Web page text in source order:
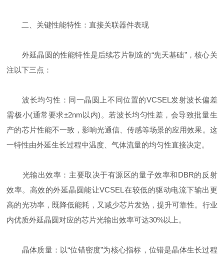
二、关键性能特性：直接关联器件表现
外延晶圆的性能特性是后续芯片制造的“先天基础”，核心关
注以下三点：
波长均匀性：同一晶圆上不同位置的VCSEL发射波长偏差
需极小(通常要求±2nm以内)。若波长均匀性差，会导致批量生
产的芯片性能不一致，影响光通信、传感等场景的应用效果。这
一特性由外延生长过程中温度、气体流量的均匀性直接决定。
光输出效率：主要取决于有源区的量子效率和DBR的反射
效率。高效的外延晶圆能让VCSEL在较低的驱动电流下输出更
高的光功率，既降低能耗，又减少芯片发热，提升可靠性。行业
内优质外延晶圆对应的芯片光输出效率可达30%以上。
晶体质量：以“位错密度”为核心指标，位错是晶体生长过程